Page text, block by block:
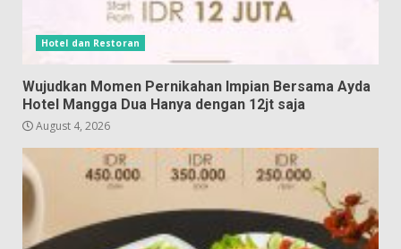
Hotel dan Restoran
Wujudkan Momen Pernikahan Impian Bersama Ayda
Hotel Mangga Dua Hanya dengan 12jt saja
August 4, 2026